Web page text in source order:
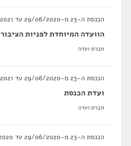
הכנסת ה-23 מ-29/06/2020 עד 04/01/2021
הוועדה המיוחדת לפניות הציבור
חברת ועדה
הכנסת ה-23 מ-29/06/2020 עד 04/01/2021
ועדת הכנסת
חברת ועדה
הכנסת ה-23 מ-29/06/2020 עד 04/08/2020